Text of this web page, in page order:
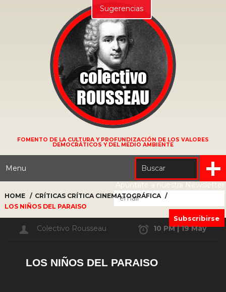
FOMENTO DE LA CULTURA Y PROFUNDIZACIÓN DE LOS VALORES
DEMOCRÁTICOS Y DEL MEDIO AMBIENTE
Menu
Apúntate a nuestra Newsletter
HOME CRÍTICAS CRÍTICA CINEMATOGRÁFICA
LOS NIÑOS DEL PARAISO
Colectivo Rousseau 10 PM | 19 May
LOS NIÑOS DEL PARAISO
Sugerencias